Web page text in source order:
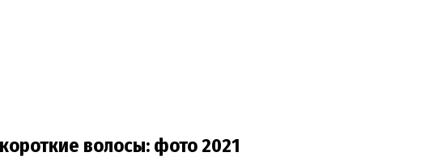
волосы: фото 2021